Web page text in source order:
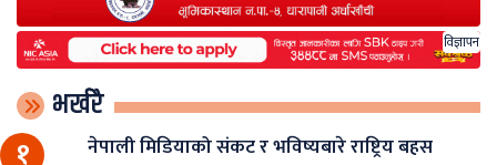
विज्ञापन
भर्खरै
१ नेपाली मिडियाको संकट र भविष्यबारे राष्ट्रिय बहस